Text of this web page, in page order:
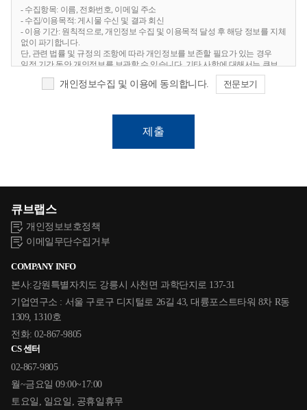
- 수집항목: 이름, 전화번호, 이메일 주소
- 수집/이용목적: 게시물 수신 및 결과 회신
- 이용 기간: 원칙적으로, 개인정보 수집 및 이용목적 달성 후 해당 정보를 지체
없이 파기합니다.
단, 관련 법률 및 규정의 조항에 따라 개인정보를 보존할 필요가 있는 경우
일정 기간 동안 개인정보를 보관할 수 있습니다. 기타 사항에 대해서는 큐브
랩스는 개인정보처리 방침을 준수합니다.
개인정보수집 및 이용에 동의합니다. 전문보기
큐브랩스
개인정보보호정책
이메일무단수집거부
COMPANY INFO
본사:강원특별자치도 강릉시 사천면 과학단지로 137-31
기업연구소 : 서울 구로구 디지털로 26길 43, 대륭포스트타워 8차 R동
1309, 1310호
전화: 02-867-9805
CS 센터
02-867-9805
월~금요일 09:00~17:00
토요일, 일요일, 공휴일휴무